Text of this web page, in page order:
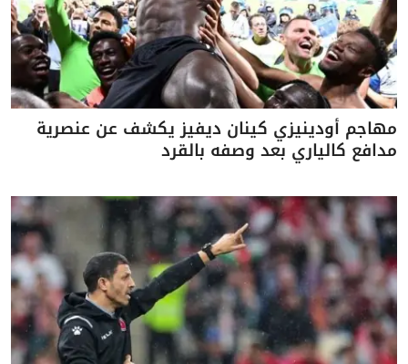
مهاجم أودينيزي كينان ديفيز يكشف عن عنصرية
مدافع كالياري بعد وصفه بالقرد